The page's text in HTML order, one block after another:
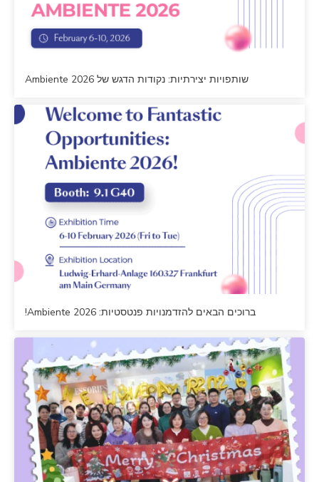
שותפויות יצירתיות: נקודות הדגש של Ambiente 2026
ברוכים הבאים להזדמנויות פנטסטיות: Ambiente 2026!